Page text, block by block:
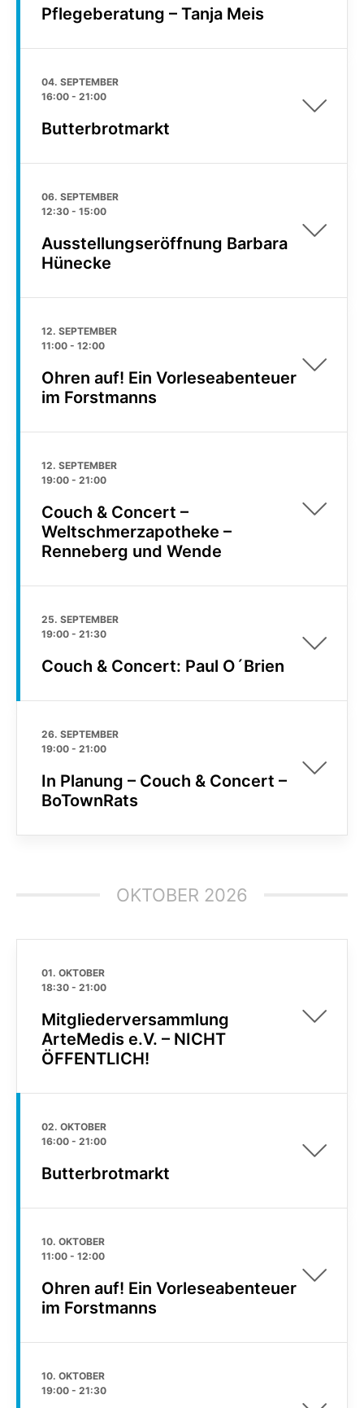
Pflegeberatung – Tanja Meis
04. SEPTEMBER
16:00 - 21:00
Butterbrotmarkt
06. SEPTEMBER
12:30 - 15:00
Ausstellungseröffnung Barbara
Hünecke
12. SEPTEMBER
11:00 - 12:00
Ohren auf! Ein Vorleseabenteuer
im Forstmanns
12. SEPTEMBER
19:00 - 21:00
Couch & Concert –
Weltschmerzapotheke –
Renneberg und Wende
25. SEPTEMBER
19:00 - 21:30
Couch & Concert: Paul O´Brien
26. SEPTEMBER
19:00 - 21:00
In Planung – Couch & Concert –
BoTownRats
OKTOBER 2026
01. OKTOBER
18:30 - 21:00
Mitgliederversammlung
ArteMedis e.V. – NICHT
ÖFFENTLICH!
02. OKTOBER
16:00 - 21:00
Butterbrotmarkt
10. OKTOBER
11:00 - 12:00
Ohren auf! Ein Vorleseabenteuer
im Forstmanns
10. OKTOBER
19:00 - 21:30